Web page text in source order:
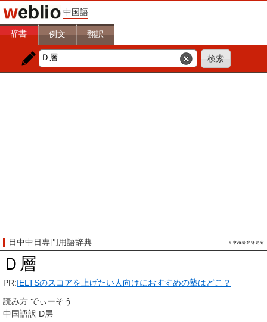
中国語
辞書 例文 翻訳
日中中日専門用語辞典
Ｄ層
PR:IELTSのスコアを上げたい人向けにおすすめの塾はどこ？
読み方 でぃーそう
中国語訳 D层